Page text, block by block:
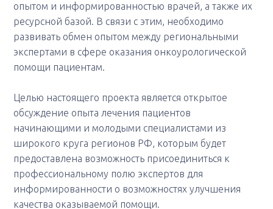
опытом и информированностью врачей, а также их
ресурсной базой. В связи с этим, необходимо
развивать обмен опытом между региональными
экспертами в сфере оказания онкоурологической
помощи пациентам.
Целью настоящего проекта является открытое
обсуждение опыта лечения пациентов
начинающими и молодыми специалистами из
широкого круга регионов РФ, которым будет
предоставлена возможность присоединиться к
профессиональному полю экспертов для
информированности о возможностях улучшения
качества оказываемой помощи.